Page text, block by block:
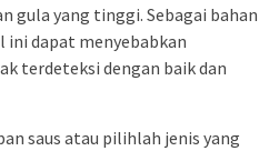
gula yang tinggi. Sebagai bahan
ini dapat menyebabkan
terdeteksi dengan baik dan
saus atau pilihlah jenis yang